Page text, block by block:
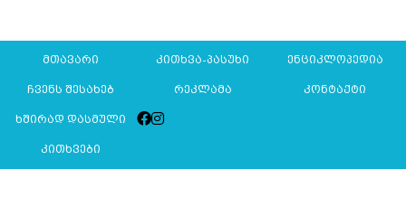
მთავარი კითხვა-პასუხი ენციკლოპედია
ჩვენს შესახებ რეკლამა კონტაქტი
ხშირად დასმული
კითხვები